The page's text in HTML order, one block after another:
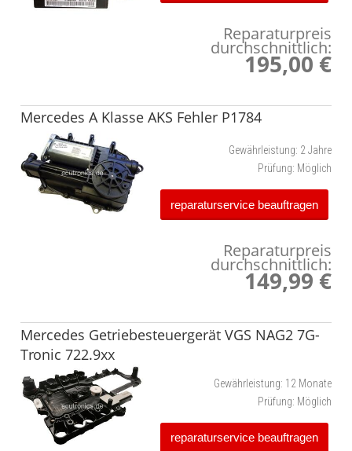
Reparaturpreis
durchschnittlich:
195,00 €
Mercedes A Klasse AKS Fehler P1784
Gewährleistung: 2 Jahre
Prüfung: Möglich
reparaturservice beauftragen
Reparaturpreis
durchschnittlich:
149,99 €
Mercedes Getriebesteuergerät VGS NAG2 7G-
Tronic 722.9xx
Gewährleistung: 12 Monate
Prüfung: Möglich
reparaturservice beauftragen